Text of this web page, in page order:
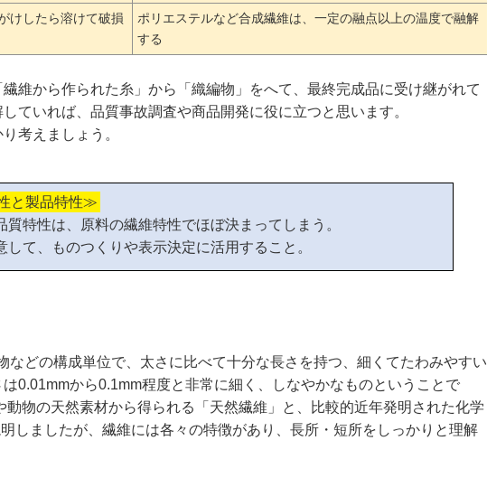
けしたら溶けて破損
ポリエステルなど合成繊維は、一定の融点以上の温度で融解
する
維から作られた糸」から「織編物」をへて、最終完成品に受け継がれて
ていれば、品質事故調査や商品開発に役に立つと思います。
考えましょう。
と製品特性≫
質特性は、原料の繊維特性でほぼ決まってしまう。
して、ものつくりや表示決定に活用すること。
どの構成単位で、太さに比べて十分な長さを持つ、細くてたわみやすい
0.01mmから0.1mm程度と非常に細く、しなやかなものということで
物の天然素材から得られる「天然繊維」と、比較的近年発明された化学
しましたが、繊維には各々の特徴があり、長所・短所をしっかりと理解